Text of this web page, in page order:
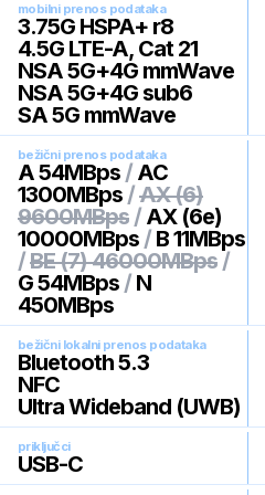
mobilni prenos podataka
3.75G HSPA+ r8
4.5G LTE-A, Cat 21
NSA 5G+4G mmWave
NSA 5G+4G sub6
SA 5G mmWave
bežični prenos podataka
A 54MBps / AC
1300MBps /AX (6)
9600MBps / AX (6e)
10000MBps / B 11MBps
/BE (7) 46000MBps /
G 54MBps / N
450MBps
bežični lokalni prenos podataka
Bluetooth 5.3
NFC
Ultra Wideband (UWB)
priključci
USB-C